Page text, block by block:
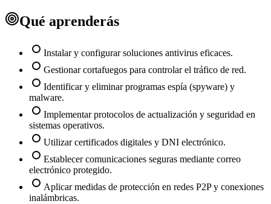
Qué aprenderás
Instalar y configurar soluciones antivirus eficaces.
Gestionar cortafuegos para controlar el tráfico de red.
Identificar y eliminar programas espía (spyware) y
malware.
Implementar protocolos de actualización y seguridad en
sistemas operativos.
Utilizar certificados digitales y DNI electrónico.
Establecer comunicaciones seguras mediante correo
electrónico protegido.
Aplicar medidas de protección en redes P2P y conexiones
inalámbricas.